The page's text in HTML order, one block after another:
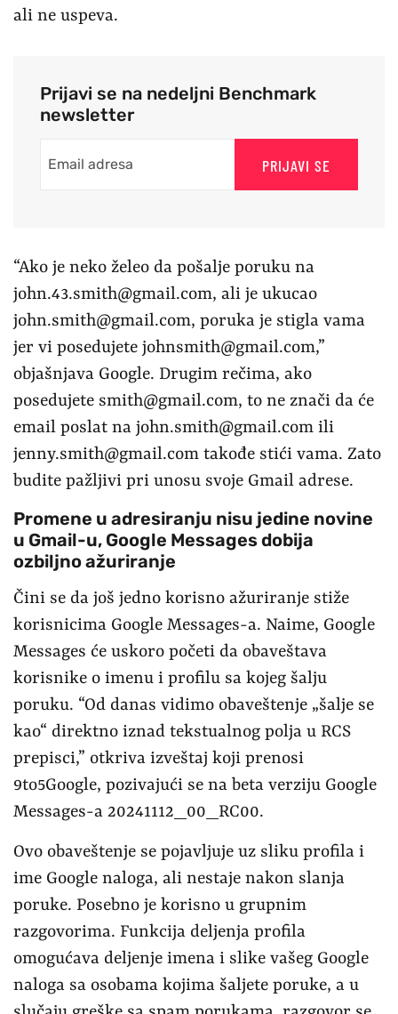
ali ne uspeva.
Prijavi se na nedeljni Benchmark
newsletter
PRIJAVI SE
“Ako je neko želeo da pošalje poruku na
john.43.smith@gmail.com, ali je ukucao
john.smith@gmail.com, poruka je stigla vama
jer vi posedujete johnsmith@gmail.com,”
objašnjava Google. Drugim rečima, ako
posedujete smith@gmail.com, to ne znači da će
email poslat na john.smith@gmail.com ili
jenny.smith@gmail.com takođe stići vama. Zato
budite pažljivi pri unosu svoje Gmail adrese.
Promene u adresiranju nisu jedine novine
u Gmail-u, Google Messages dobija
ozbiljno ažuriranje
Čini se da još jedno korisno ažuriranje stiže
korisnicima Google Messages-a. Naime, Google
Messages će uskoro početi da obaveštava
korisnike o imenu i profilu sa kojeg šalju
poruku. “Od danas vidimo obaveštenje „šalje se
kao“ direktno iznad tekstualnog polja u RCS
prepisci,” otkriva izveštaj koji prenosi
9to5Google, pozivajući se na beta verziju Google
Messages-a 20241112_00_RC00.
Ovo obaveštenje se pojavljuje uz sliku profila i
ime Google naloga, ali nestaje nakon slanja
poruke. Posebno je korisno u grupnim
razgovorima. Funkcija deljenja profila
omogućava deljenje imena i slike vašeg Google
naloga sa osobama kojima šaljete poruke, a u